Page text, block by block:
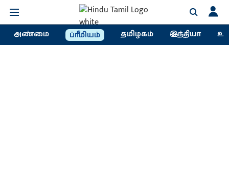
அண்மை ப்ரீமியம் தமிழகம் இந்தியா